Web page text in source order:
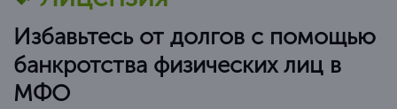
Избавьтесь от долгов с помощью
банкротства физических лиц в
МФО